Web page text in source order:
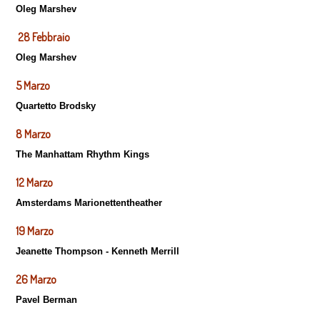
Oleg Marshev
28 Febbraio
Oleg Marshev
5 Marzo
Quartetto Brodsky
8 Marzo
The Manhattam Rhythm Kings
12 Marzo
Amsterdams Marionettentheather
19 Marzo
Jeanette Thompson - Kenneth Merrill
26 Marzo
Pavel Berman